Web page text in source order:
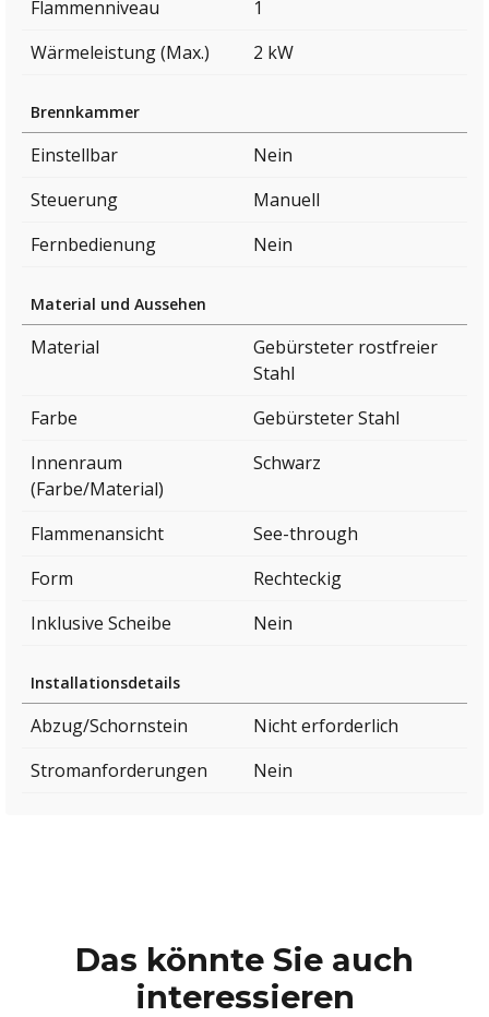
Flammenniveau
1
Wärmeleistung (Max.)
2 kW
Brennkammer
Einstellbar
Nein
Steuerung
Manuell
Fernbedienung
Nein
Material und Aussehen
Material
Gebürsteter rostfreier
Stahl
Farbe
Gebürsteter Stahl
Innenraum
(Farbe/Material)
Schwarz
Flammenansicht
See-through
Form
Rechteckig
Inklusive Scheibe
Nein
Installationsdetails
Abzug/Schornstein
Nicht erforderlich
Stromanforderungen
Nein
Das könnte Sie auch
interessieren